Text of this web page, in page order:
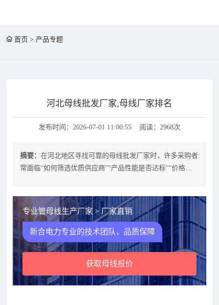
首页 > 产品专题
河北母线批发厂家,母线厂家排名
发布时间：2026-07-01 11:00:55 阅读：2968次
摘要：在河北地区寻找可靠的母线批发厂家时，许多采购者
常面临“如何筛选优质供应商”“产品性能是否达标”“价格是
专业管母线生产厂家 > 厂家直销
新合电力专业的技术团队，品质保障
获取母线报价